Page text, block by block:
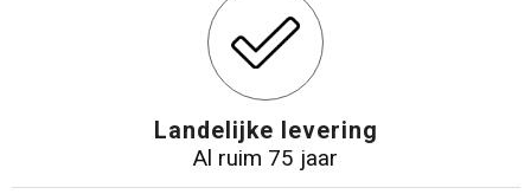
Landelijke levering
Al ruim 75 jaar